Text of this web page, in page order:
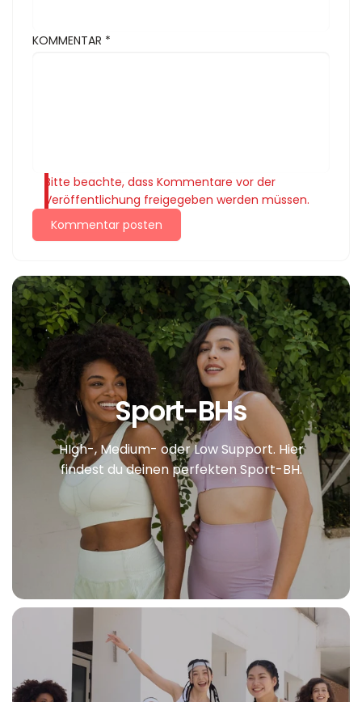
KOMMENTAR *
Bitte beachte, dass Kommentare vor der
Veröffentlichung freigegeben werden müssen.
Kommentar posten
Sport-BHs
HIgh-, Medium- oder Low Support. Hier
findest du deinen perfekten Sport-BH.